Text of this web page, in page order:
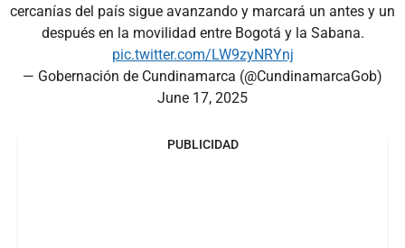
cercanías del país sigue avanzando y marcará un antes y un
después en la movilidad entre Bogotá y la Sabana.
pic.twitter.com/LW9zyNRYnj
— Gobernación de Cundinamarca (@CundinamarcaGob)
June 17, 2025
PUBLICIDAD